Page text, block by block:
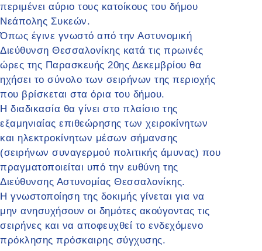
περιμένει αύριο τους κατοίκους του δήμου
Νεάπολης Συκεών.
Όπως έγινε γνωστό από την Αστυνομική
Διεύθυνση Θεσσαλονίκης κατά τις πρωινές
ώρες της Παρασκευής 20ης Δεκεμβρίου θα
ηχήσει το σύνολο των σειρήνων της περιοχής
που βρίσκεται στα όρια του δήμου.
Η διαδικασία θα γίνει στο πλαίσιο της
εξαμηνιαίας επιθεώρησης των χειροκίνητων
και ηλεκτροκίνητων μέσων σήμανσης
(σειρήνων συναγερμού πολιτικής άμυνας) που
πραγματοποιείται υπό την ευθύνη της
Διεύθυνσης Αστυνομίας Θεσσαλονίκης.
Η γνωστοποίηση της δοκιμής γίνεται για να
μην ανησυχήσουν οι δημότες ακούγοντας τις
σειρήνες και να αποφευχθεί το ενδεχόμενο
πρόκλησης πρόσκαιρης σύγχυσης.